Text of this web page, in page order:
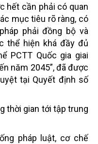
hết cần phải có quan
mục tiêu rõ ràng, có
phải đồng bộ và
thể hiện khá đầy đủ
PCTT Quốc gia giai
năm 2045”, đã được
tại Quyết định số
thời gian tới tập trung
pháp luật, cơ chế